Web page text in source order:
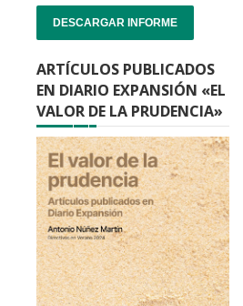
DESCARGAR INFORME
ARTÍCULOS PUBLICADOS
EN DIARIO EXPANSIÓN «EL
VALOR DE LA PRUDENCIA»